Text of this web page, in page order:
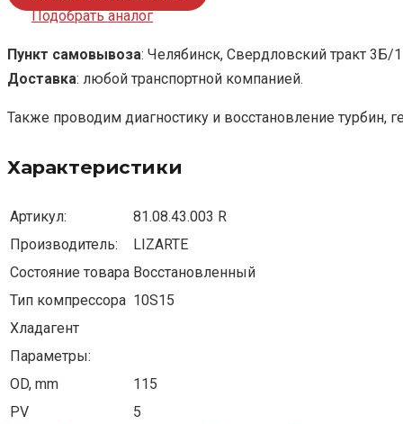
Подобрать аналог
Пункт самовывоза: Челябинск, Свердловский тракт 3Б/1
Доставка: любой транспортной компанией.
Также проводим диагностику и восстановление турбин,
Характеристики
Артикул:
81.08.43.003 R
Производитель:
LIZARTE
Состояние товара Восстановленный
Тип компрессора 10S15
Хладагент
Параметры:
OD, mm
115
PV
5